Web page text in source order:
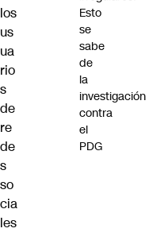
los
us
ua
rio
s
de
re
de
s
so
cia
les
Esto
se
sabe
de
la
investigación
contra
el
PDG